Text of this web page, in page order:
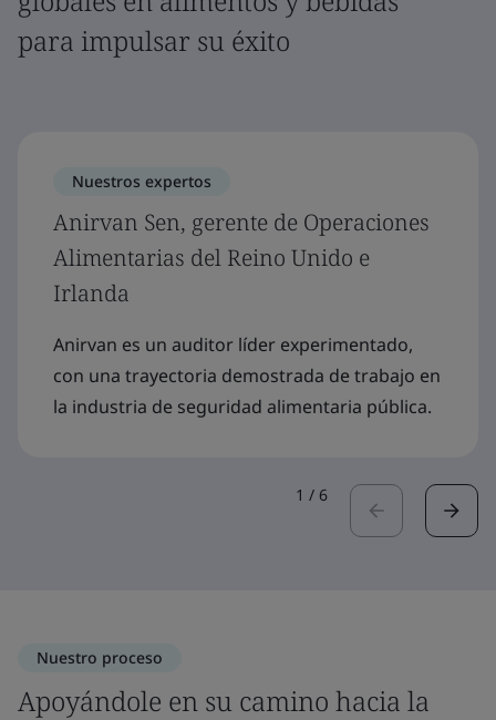
para impulsar su éxito
Nuestros expertos
Anirvan Sen, gerente de Operaciones
Alimentarias del Reino Unido e
Irlanda
Anirvan es un auditor líder experimentado,
con una trayectoria demostrada de trabajo en
la industria de seguridad alimentaria pública.
1 / 6
Nuestro proceso
Apoyándole en su camino hacia la